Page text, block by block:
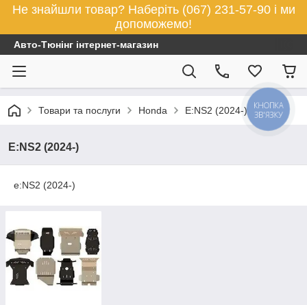
Не знайшли товар? Наберіть (067) 231-57-90 і ми
допоможемо!
Авто-Тюнінг інтернет-магазин
Товари та послуги Honda E:NS2 (2024-)
E:NS2 (2024-)
e:NS2 (2024-)
КНОПКА
ЗВ'ЯЗКУ